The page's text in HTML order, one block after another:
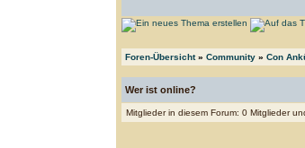
Foren-Übersicht»Community »Con
Wer ist online?
Mitglieder in diesem Forum: 0 Mitglieder